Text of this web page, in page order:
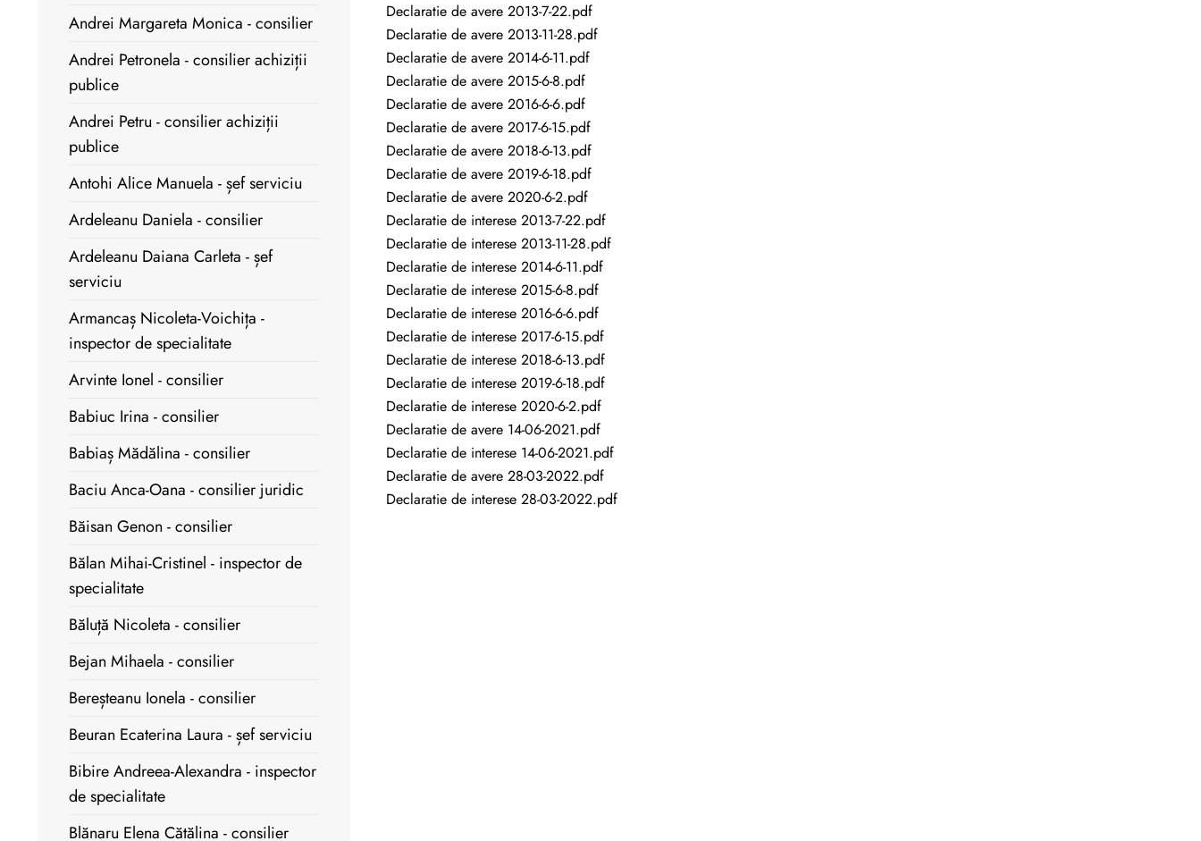
Declaratie de avere 2013-7-22.pdf
Declaratie de avere 2013-11-28.pdf
Declaratie de avere 2014-6-11.pdf
Declaratie de avere 2015-6-8.pdf
Declaratie de avere 2016-6-6.pdf
Declaratie de avere 2017-6-15.pdf
Declaratie de avere 2018-6-13.pdf
Declaratie de avere 2019-6-18.pdf
Declaratie de avere 2020-6-2.pdf
Declaratie de interese 2013-7-22.pdf
Declaratie de interese 2013-11-28.pdf
Declaratie de interese 2014-6-11.pdf
Declaratie de interese 2015-6-8.pdf
Declaratie de interese 2016-6-6.pdf
Declaratie de interese 2017-6-15.pdf
Declaratie de interese 2018-6-13.pdf
Declaratie de interese 2019-6-18.pdf
Declaratie de interese 2020-6-2.pdf
Declaratie de avere 14-06-2021.pdf
Declaratie de interese 14-06-2021.pdf
Declaratie de avere 28-03-2022.pdf
Declaratie de interese 28-03-2022.pdf
Andrei Margareta Monica - consilier
Andrei Petronela - consilier achiziții
publice
Andrei Petru - consilier achiziții
publice
Antohi Alice Manuela - șef serviciu
Ardeleanu Daniela - consilier
Ardeleanu Daiana Carleta - șef
serviciu
Armancaș Nicoleta-Voichița -
inspector de specialitate
Arvinte Ionel - consilier
Babiuc Irina - consilier
Babiaș Mădălina - consilier
Baciu Anca-Oana - consilier juridic
Băisan Genon - consilier
Bălan Mihai-Cristinel - inspector de
specialitate
Băluță Nicoleta - consilier
Bejan Mihaela - consilier
Bereșteanu Ionela - consilier
Beuran Ecaterina Laura - șef serviciu
Bibire Andreea-Alexandra - inspector
de specialitate
Blănaru Elena Cătălina - consilier